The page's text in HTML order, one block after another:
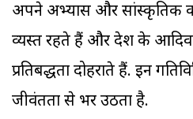
अपने अभ्यास और सांस्कृतिक
व्यस्त रहते हैं और देश के
प्रतिबद्धता दोहराते हैं. इन
जीवंतता से भर उठता है.